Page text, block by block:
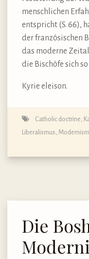
menschlichen
entspricht (S. 66),
der französischen
das moderne
die Bischöfe sich
Kyrie eleison.
Catholic doctrine,
Liberalismus,
Die